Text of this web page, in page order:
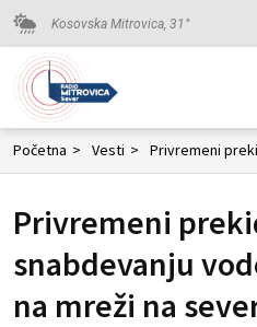
Kosovska Mitrovica, 31 °
Početna > Vesti >
Privremeni
snabdevanju
na mreži na